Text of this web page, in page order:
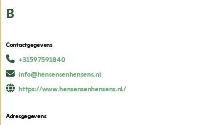
B
Contactgegevens
+31597591840
info@hensensenhensens.nl
https://www.hensensenhensens.nl/
Adresgegevens